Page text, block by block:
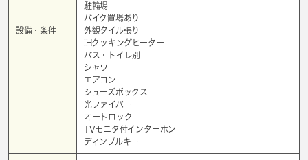
設備・条件
駐輪場
バイク置場あり
外観タイル張り
IHクッキングヒーター
バス・トイレ別
シャワー
エアコン
シューズボックス
光ファイバー
オートロック
TVモニタ付インターホン
ディンプルキー